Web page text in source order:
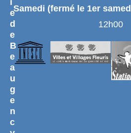
i
e
d
e
B
e
a
u
g
e
n
c
Samedi (fermé le 1er
12h00